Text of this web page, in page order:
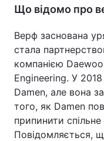
Що відомо про
Верф заснована
стала
компанією
Engineering. У
Damen, але вона
того, як Damen
припинити
Повідомляється,